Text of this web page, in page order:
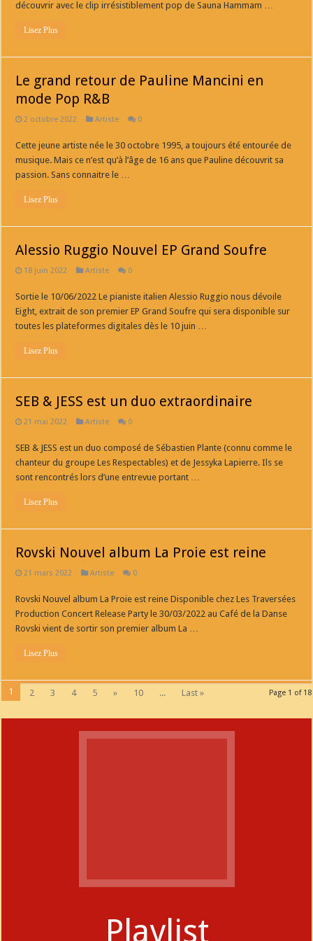
découvrir avec le clip irrésistiblement pop de Sauna Hammam …
Lisez Plus
Le grand retour de Pauline Mancini en
mode Pop R&B
2 octobre 2022 Artiste 0
Cette jeune artiste née le 30 octobre 1995, a toujours été entourée de
musique. Mais ce n’est qu’à l’âge de 16 ans que Pauline découvrit sa
passion. Sans connaitre le …
Lisez Plus
Alessio Ruggio Nouvel EP Grand Soufre
18 juin 2022 Artiste 0
Sortie le 10/06/2022 Le pianiste italien Alessio Ruggio nous dévoile
Eight, extrait de son premier EP Grand Soufre qui sera disponible sur
toutes les plateformes digitales dès le 10 juin …
Lisez Plus
SEB & JESS est un duo extraordinaire
21 mai 2022 Artiste 0
SEB & JESS est un duo composé de Sébastien Plante (connu comme le
chanteur du groupe Les Respectables) et de Jessyka Lapierre. Ils se
sont rencontrés lors d’une entrevue portant …
Lisez Plus
Rovski Nouvel album La Proie est reine
21 mars 2022 Artiste 0
Rovski Nouvel album La Proie est reine Disponible chez Les Traversées
Production Concert Release Party le 30/03/2022 au Café de la Danse
Rovski vient de sortir son premier album La …
Lisez Plus
Page 1 of 18
1 2 3 4 5 » 10 ... Last »
Playlist